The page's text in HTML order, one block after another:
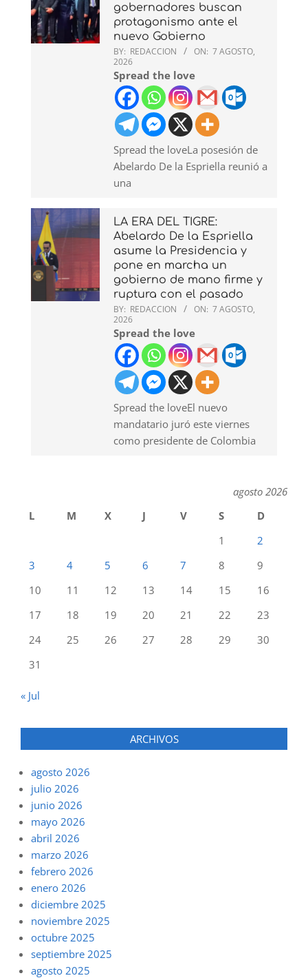
gobernadores buscan
protagonismo ante el
nuevo Gobierno
BY: REDACCION ON: 7 AGOSTO,
2026
Spread the love
Spread the loveLa posesión de
Abelardo De la Espriella reunió a
una
LA ERA DEL TIGRE:
Abelardo De la Espriella
asume la Presidencia y
pone en marcha un
gobierno de mano firme y
ruptura con el pasado
BY: REDACCION ON: 7 AGOSTO,
2026
Spread the love
Spread the loveEl nuevo
mandatario juró este viernes
como presidente de Colombia
agosto 2026
L
M X J V S
D
1
2
3
4 5 6 7 8
9
10
11 12 13 14 15
16
17
18 19 20 21 22
23
24
25 26 27 28 29
30
31
« Jul
ARCHIVOS
agosto 2026
julio 2026
junio 2026
mayo 2026
abril 2026
marzo 2026
febrero 2026
enero 2026
diciembre 2025
noviembre 2025
octubre 2025
septiembre 2025
agosto 2025